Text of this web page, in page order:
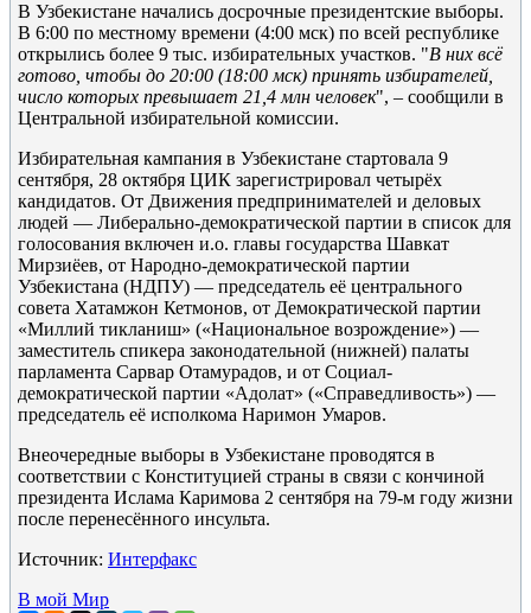
В Узбекистане начались досрочные президентские выборы.
В 6:00 по местному времени (4:00 мск) по всей республике
открылись более 9 тыс. избирательных участков. "В них всё
готово, чтобы до 20:00 (18:00 мск) принять избирателей,
число которых превышает 21,4 млн человек", – сообщили в
Центральной избирательной комиссии.
Избирательная кампания в Узбекистане стартовала 9
сентября, 28 октября ЦИК зарегистрировал четырёх
кандидатов. От Движения предпринимателей и деловых
людей — Либерально-демократической партии в список для
голосования включен и.о. главы государства Шавкат
Мирзиёев, от Народно-демократической партии
Узбекистана (НДПУ) — председатель её центрального
совета Хатамжон Кетмонов, от Демократической партии
«Миллий тикланиш» («Национальное возрождение») —
заместитель спикера законодательной (нижней) палаты
парламента Сарвар Отамурадов, и от Социал-
демократической партии «Адолат» («Справедливость») —
председатель её исполкома Наримон Умаров.
Внеочередные выборы в Узбекистане проводятся в
соответствии с Конституцией страны в связи с кончиной
президента Ислама Каримова 2 сентября на 79-м году жизни
после перенесённого инсульта.
Источник: Интерфакс
В мой Мир